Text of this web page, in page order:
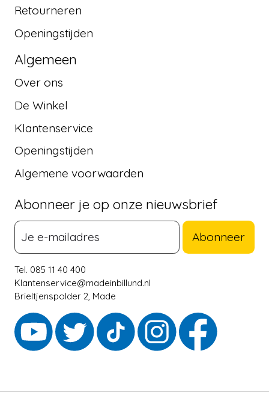
Retourneren
Openingstijden
Algemeen
Over ons
De Winkel
Klantenservice
Openingstijden
Algemene voorwaarden
Abonneer je op onze nieuwsbrief
Abonneer
Tel. 085 11 40 400
Klantenservice@madeinbillund.nl
Brieltjenspolder 2, Made